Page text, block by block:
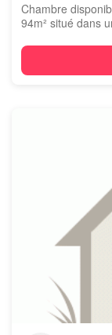
Chambre
94m² situé dans